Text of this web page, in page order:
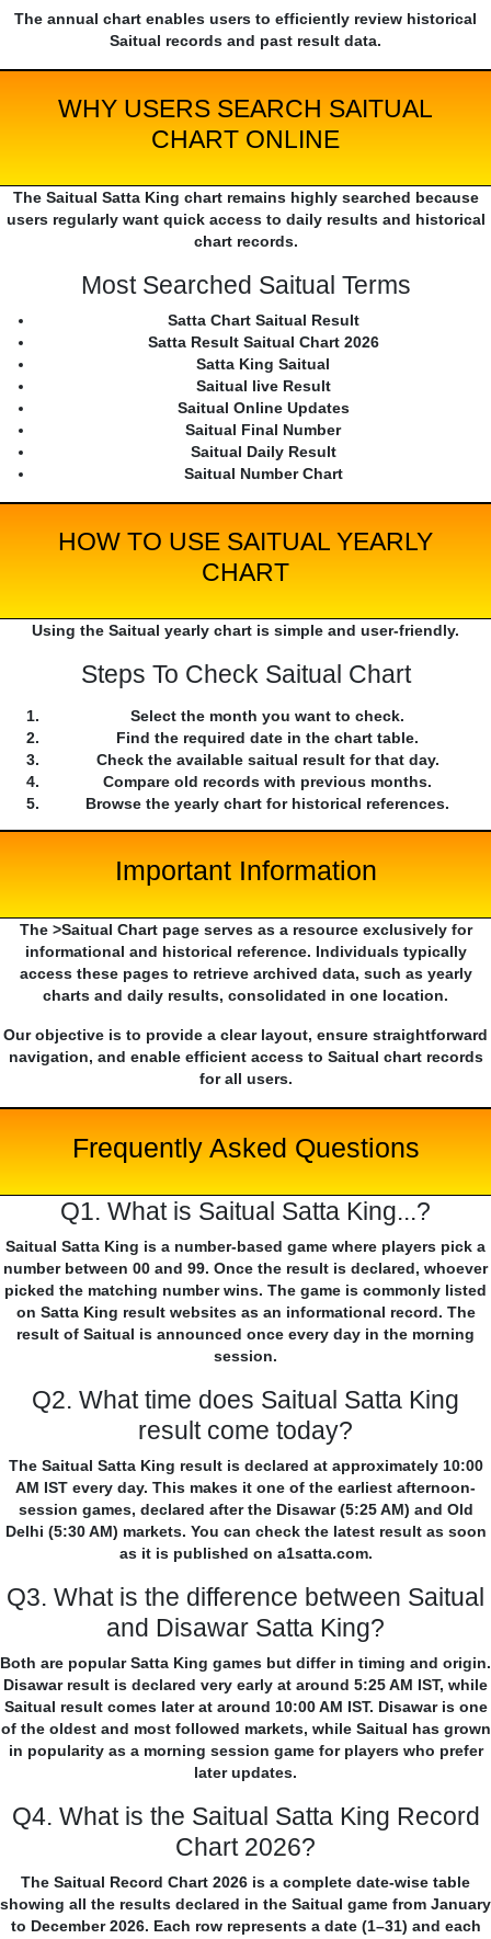
The annual chart enables users to efficiently review historical
Saitual records and past result data.
WHY USERS SEARCH SAITUAL
CHART ONLINE
The Saitual Satta King chart remains highly searched because
users regularly want quick access to daily results and historical
chart records.
Most Searched Saitual Terms
Satta Chart Saitual Result
Satta Result Saitual Chart 2026
Satta King Saitual
Saitual live Result
Saitual Online Updates
Saitual Final Number
Saitual Daily Result
Saitual Number Chart
HOW TO USE SAITUAL YEARLY
CHART
Using the Saitual yearly chart is simple and user-friendly.
Steps To Check Saitual Chart
Select the month you want to check.
Find the required date in the chart table.
Check the available saitual result for that day.
Compare old records with previous months.
Browse the yearly chart for historical references.
Important Information
The >Saitual Chart page serves as a resource exclusively for
informational and historical reference. Individuals typically
access these pages to retrieve archived data, such as yearly
charts and daily results, consolidated in one location.
Our objective is to provide a clear layout, ensure straightforward
navigation, and enable efficient access to Saitual chart records
for all users.
Frequently Asked Questions
Q1. What is Saitual Satta King...?
Saitual Satta King is a number-based game where players pick a
number between 00 and 99. Once the result is declared, whoever
picked the matching number wins. The game is commonly listed
on Satta King result websites as an informational record. The
result of Saitual is announced once every day in the morning
session.
Q2. What time does Saitual Satta King
result come today?
The Saitual Satta King result is declared at approximately 10:00
AM IST every day. This makes it one of the earliest afternoon-
session games, declared after the Disawar (5:25 AM) and Old
Delhi (5:30 AM) markets. You can check the latest result as soon
as it is published on a1satta.com.
Q3. What is the difference between Saitual
and Disawar Satta King?
Both are popular Satta King games but differ in timing and origin.
Disawar result is declared very early at around 5:25 AM IST, while
Saitual result comes later at around 10:00 AM IST. Disawar is one
of the oldest and most followed markets, while Saitual has grown
in popularity as a morning session game for players who prefer
later updates.
Q4. What is the Saitual Satta King Record
Chart 2026?
The Saitual Record Chart 2026 is a complete date-wise table
showing all the results declared in the Saitual game from January
to December 2026. Each row represents a date (1–31) and each